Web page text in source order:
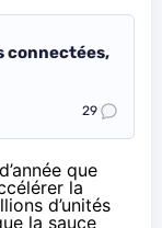
connectées,
29
que
la
d’unités
la sauce